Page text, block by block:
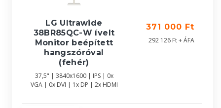
LG Ultrawide
38BR85QC-W ívelt
Monitor beépített
hangszóróval
(fehér)
37,5" | 3840x1600 | IPS | 0x
VGA | 0x DVI | 1x DP | 2x HDMI
371 000 Ft
292 126 Ft + ÁFA